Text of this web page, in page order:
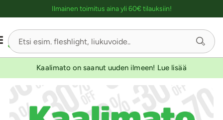
Ilmainen toimitus aina yli 60€ tilauksiin!
Kaalimato on saanut uuden ilmeen! Lue lisää